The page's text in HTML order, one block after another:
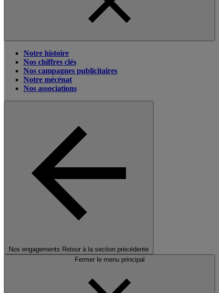
Notre histoire
Nos chiffres clés
Nos campagnes publicitaires
Notre mécénat
Nos associations
Nos engagements Retour à la section précédente
Fermer le menu principal